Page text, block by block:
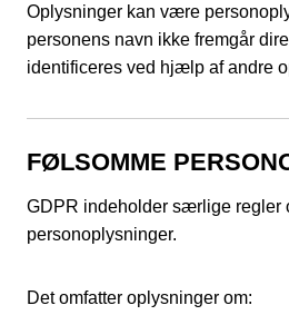
Oplysninger kan være
personens navn ikke fremgår
identificeres ved hjælp af andre
FØLSOMME
GDPR indeholder særlige regler
personoplysninger.
Det omfatter oplysninger om: